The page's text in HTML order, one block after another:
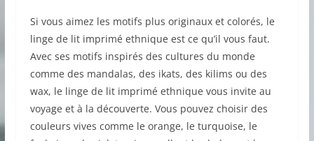
Si vous aimez les motifs plus originaux et colorés, le
linge de lit imprimé ethnique est ce qu’il vous faut.
Avec ses motifs inspirés des cultures du monde
comme des mandalas, des ikats, des kilims ou des
wax, le linge de lit imprimé ethnique vous invite au
voyage et à la découverte. Vous pouvez choisir des
couleurs vives comme le orange, le turquoise, le